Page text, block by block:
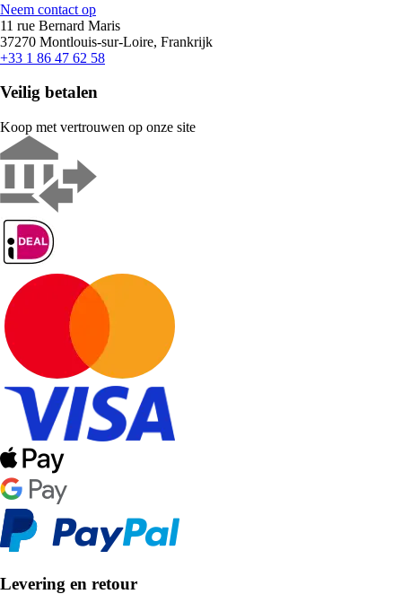
Neem contact op
11 rue Bernard Maris
37270 Montlouis-sur-Loire, Frankrijk
+33 1 86 47 62 58
Veilig betalen
Koop met vertrouwen op onze site
Levering en retour